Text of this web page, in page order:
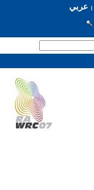
عربي|